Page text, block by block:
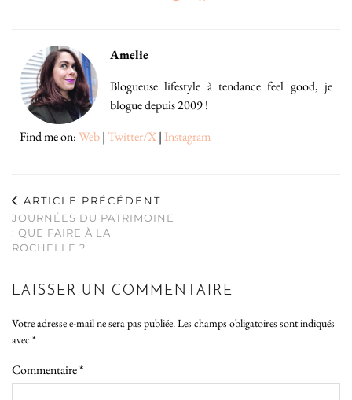
Amelie
Blogueuse lifestyle à tendance feel good, je
blogue depuis 2009 !
Find me on:Web|Twitter/X| Instagram
ARTICLE PRÉCÉDENT
JOURNÉES DU PATRIMOINE
: QUE FAIRE À LA
ROCHELLE ?
LAISSER UN COMMENTAIRE
Votre adresse e-mail ne sera pas publiée. Les champs obligatoires sont indiqués
avec *
Commentaire*